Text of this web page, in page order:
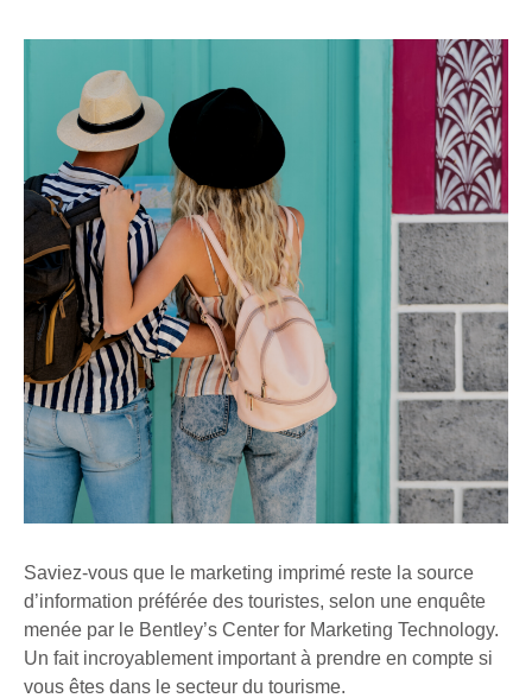
Saviez-vous que le marketing imprimé reste la source
d’information préférée des touristes, selon une enquête
menée par le Bentley’s Center for Marketing Technology.
Un fait incroyablement important à prendre en compte si
vous êtes dans le secteur du tourisme.